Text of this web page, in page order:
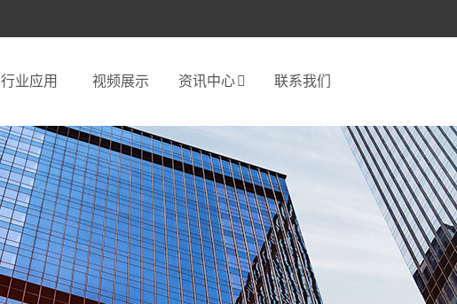
行业应用 视频展示 资讯中心 联系我们